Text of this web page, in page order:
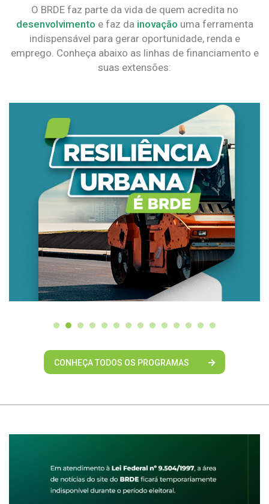
O BRDE faz parte da vida de quem acredita no
desenvolvimento e faz da inovação uma ferramenta
indispensável para gerar oportunidade, renda e
emprego. Conheça abaixo as linhas de financiamento e
suas extensões:
CONHEÇA TODOS OS PROGRAMAS